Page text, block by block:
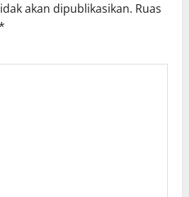
akan dipublikasikan. Ruas